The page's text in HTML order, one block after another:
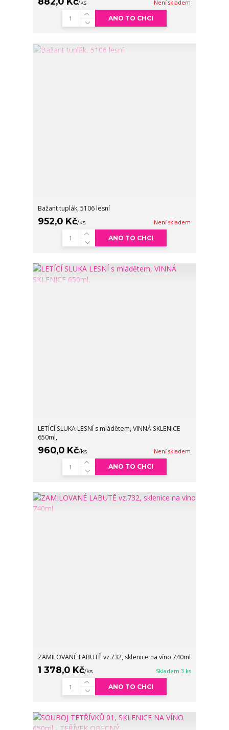
/ks Není skladem
ANO TO CHCI
Bažant tuplák, 5106 lesní
952,0 Kč/ks Není skladem
ANO TO CHCI
LETÍCÍ SLUKA LESNÍ s mládětem, VINNÁ SKLENICE
650ml,
960,0 Kč/ks Není skladem
ANO TO CHCI
ZAMILOVANÉ LABUTĚ vz.732, sklenice na víno 740ml
1 378,0 Kč/ks Skladem 3 ks
ANO TO CHCI